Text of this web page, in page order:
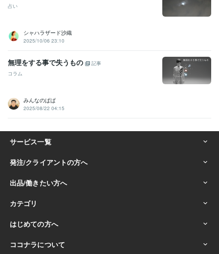
占い
シャハラザード沙織
2025/10/06 23:10
無理をする事で失うもの
記事
コラム
みんなのぱぱ
2025/08/22 04:15